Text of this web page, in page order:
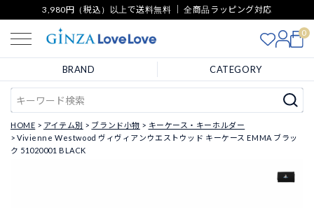
3,980円（税込）以上で送料無料 ｜ 全商品ラッピング対応
0
BRAND CATEGORY
HOME アイテム別 ブランド小物
キーケース・キーホルダー
Vivienne Westwood ヴィヴィアンウエストウッド キーケース EMMA ブラッ
ク 51020001 BLACK